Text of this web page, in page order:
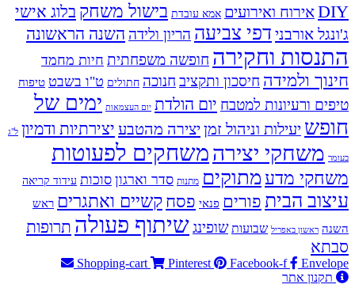
DIYאירוח ואירועים אמא עובדת בישול משחק בלוג אישי
ג'ונגל אורבני דפי צביעה הריון ולידה השנה הראשונה
התנסות וחקירה חופשה משפחתית חיות מחמד
חינוך ולמידה חיסכון ותקציב חנוכה חתולים ט"ו בשבט טיפוח
טיפים ורעיונות למטבח יום הולדת יום העצמאות ימים של
חופש יעילות וניהול זמן יצירה מהטבע יצירתיות ודמיון ל"ג
בעומר משחקי יצירהמשחקים לפעוטות
משחקי מדע מתוקים מתנות סדר וארגון סוכות עידוד קריאה
עיצוב הבית פורים פנאי פסח קשיים ואתגרים ראש
השנה ראשון באפריל שבועות שופינגשיתוף פעולה תרופות
סבתא
Shopping-cart Pinterest Facebook-f
Envelope
תקנון אתר